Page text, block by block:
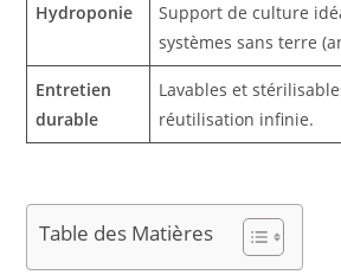
Hydroponie
Support de culture
systèmes sans terre
Entretien
durable
Lavables et
réutilisation infinie.
Table des Matières